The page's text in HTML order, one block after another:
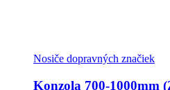
Nosiče dopravných značiek
Konzola 700-1000mm